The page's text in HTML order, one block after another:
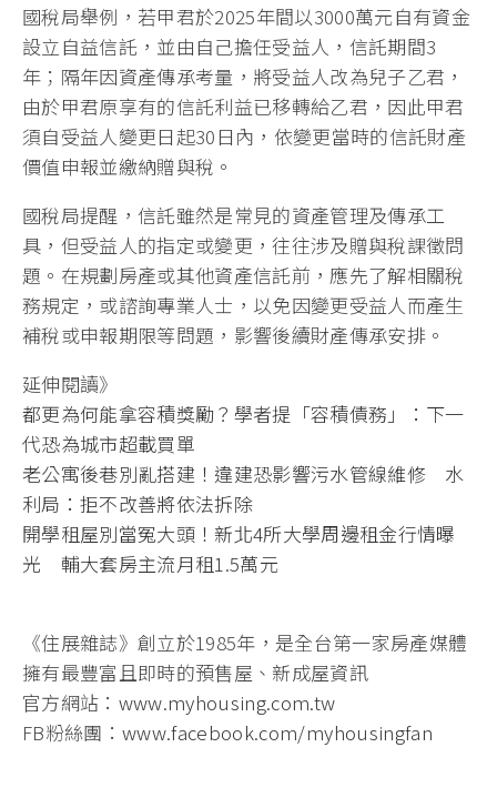
國稅局舉例，若甲君於2025年間以3000萬元自有資金
設立自益信託，並由自己擔任受益人，信託期間3
年；隔年因資產傳承考量，將受益人改為兒子乙君，
由於甲君原享有的信託利益已移轉給乙君，因此甲君
須自受益人變更日起30日內，依變更當時的信託財產
價值申報並繳納贈與稅。
國稅局提醒，信託雖然是常見的資產管理及傳承工
具，但受益人的指定或變更，往往涉及贈與稅課徵問
題。在規劃房產或其他資產信託前，應先了解相關稅
務規定，或諮詢專業人士，以免因變更受益人而產生
補稅或申報期限等問題，影響後續財產傳承安排。
延伸閱讀》
都更為何能拿容積獎勵？學者提「容積債務」：下一
代恐為城市超載買單
老公寓後巷別亂搭建！違建恐影響污水管線維修 水
利局：拒不改善將依法拆除
開學租屋別當冤大頭！新北4所大學周邊租金行情曝
光 輔大套房主流月租1.5萬元
《住展雜誌》創立於1985年，是全台第一家房產媒體
擁有最豐富且即時的預售屋、新成屋資訊
官方網站： www.myhousing.com.tw
FB粉絲團：www.facebook.com/myhousingfan